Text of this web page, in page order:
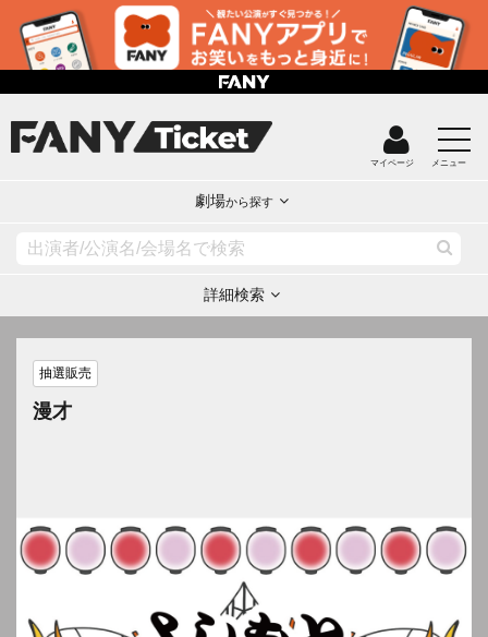
マイページ メニュー
劇場から探す
詳細検索
抽選販売
漫才